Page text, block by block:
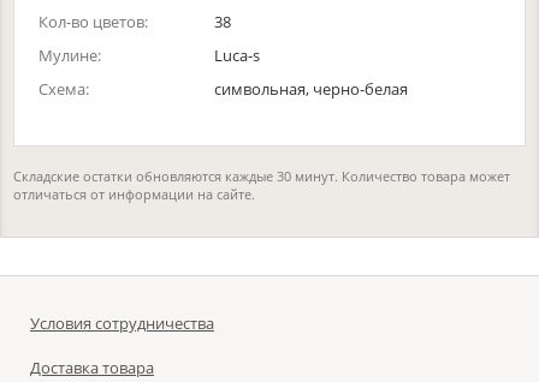
Кол-во цветов:
38
Мулине:
Luca-s
Схема:
символьная, черно-белая
Складские остатки обновляются каждые 30 минут. Количество товара может
отличаться от информации на сайте.
Условия сотрудничества
Доставка товара